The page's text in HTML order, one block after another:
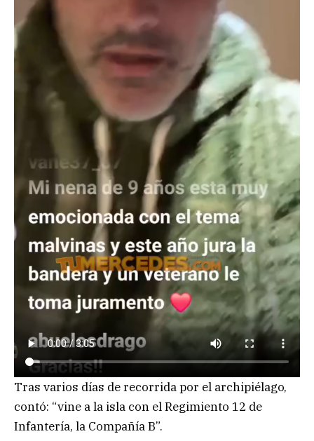
Tras varios días de recorrida por el archipiélago,
contó: “vine a la isla con el Regimiento 12 de
Infantería, la Compañía B”.